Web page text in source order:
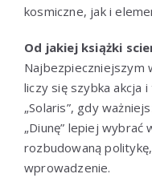
kosmiczne, jak i
Od jakiej książki
Najbezpieczniejszym
liczy się szybka akcja
„Solaris”, gdy
„Diunę” lepiej
rozbudowaną
wprowadzenie.